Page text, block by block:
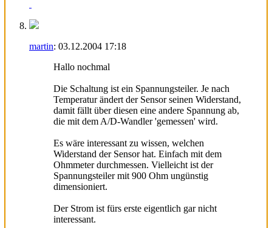
martin: 03.12.2004 17:18
Hallo nochmal
Die Schaltung ist ein Spannungsteiler. Je nach
Temperatur ändert der Sensor seinen Widerstand,
damit fällt über diesen eine andere Spannung ab,
die mit dem A/D-Wandler 'gemessen' wird.
Es wäre interessant zu wissen, welchen
Widerstand der Sensor hat. Einfach mit dem
Ohmmeter durchmessen. Vielleicht ist der
Spannungsteiler mit 900 Ohm ungünstig
dimensioniert.
Der Strom ist fürs erste eigentlich gar nicht
interessant.